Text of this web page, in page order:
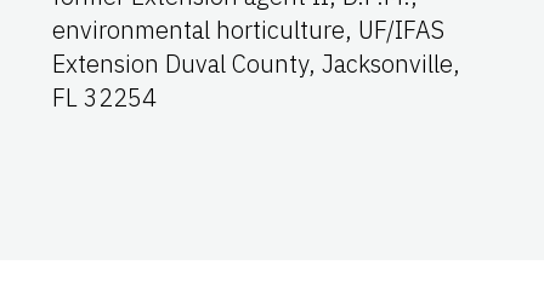
environmental horticulture, UF/IFAS
Extension Duval County, Jacksonville,
FL 32254